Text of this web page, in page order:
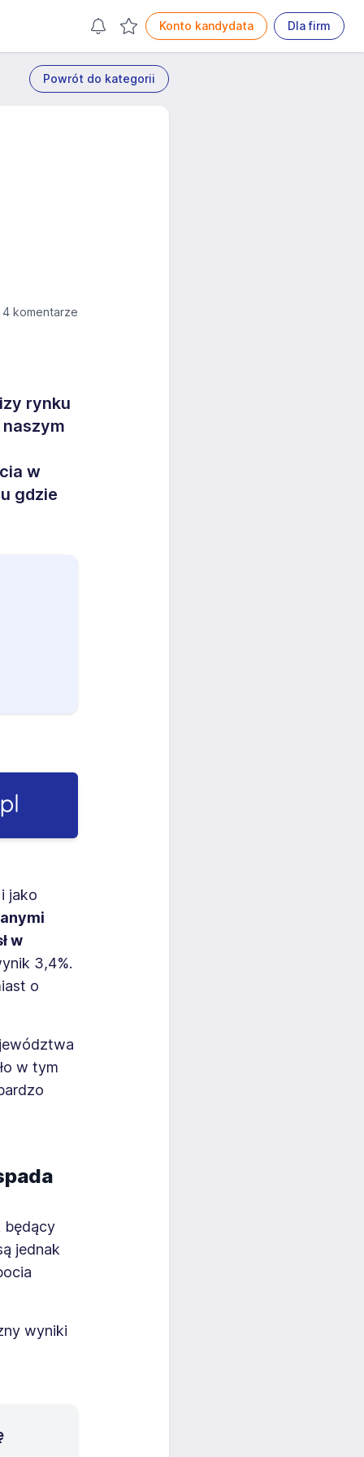
Konto kandydata Dla firm
Powrót do kategorii
4 komentarze
rynku
w
gdzie
jako
w
3,4%.
o
w tym
będący
jednak
wyniki